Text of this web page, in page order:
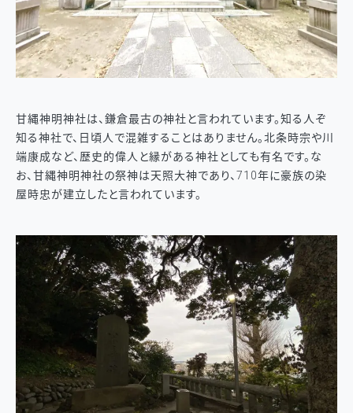
甘縄神明神社は、鎌倉最古の神社と言われています。知る人ぞ
知る神社で、日頃人で混雑することはありません。北条時宗や川
端康成など、歴史的偉人と縁がある神社としても有名です。な
お、甘縄神明神社の祭神は天照大神であり、710年に豪族の染
屋時忠が建立したと言われています。